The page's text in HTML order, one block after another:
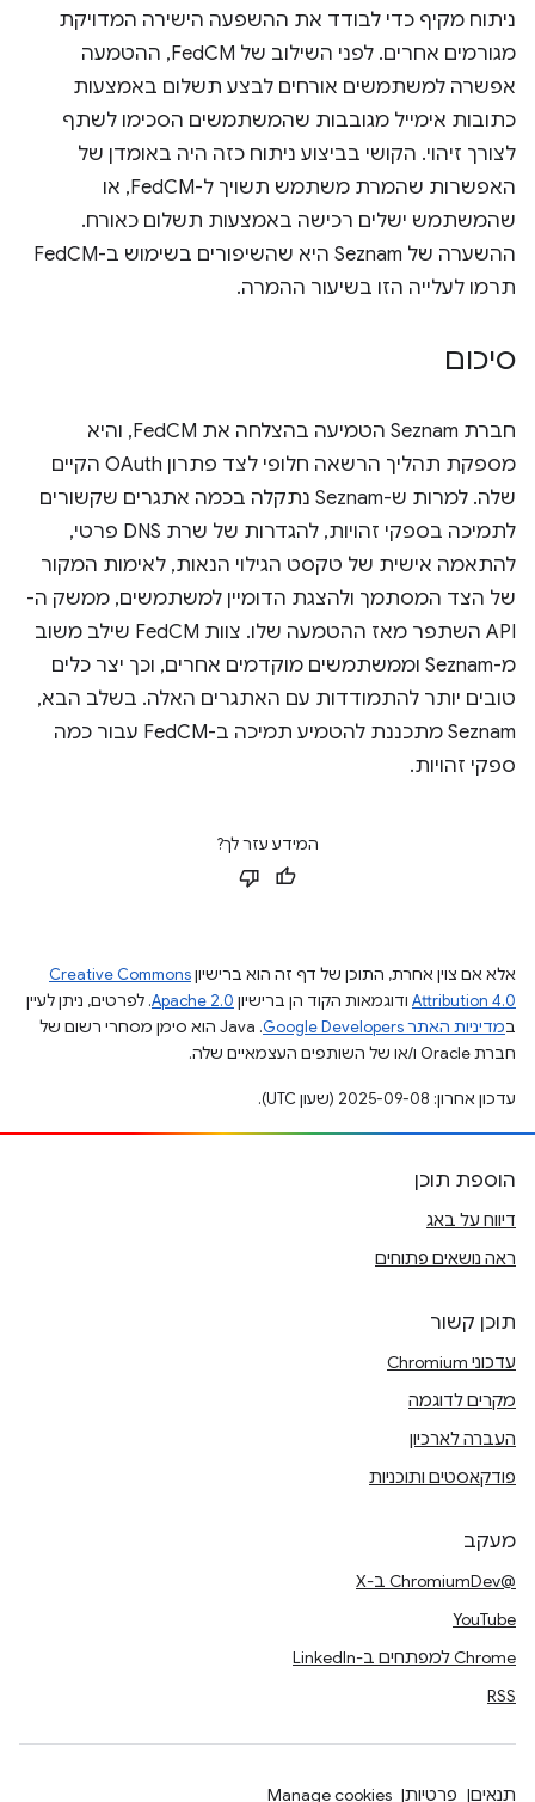
ניתוח מקיף כדי לבודד את ההשפעה הישירה המדויקת
מגורמים אחרים. לפני השילוב של FedCM, ההטמעה
אפשרה למשתמשים אורחים לבצע תשלום באמצעות
כתובות אימייל מגובבות שהמשתמשים הסכימו לשתף
לצורך זיהוי. הקושי בביצוע ניתוח כזה היה באומדן של
האפשרות שהמרת משתמש תשויך ל-FedCM, או
שהמשתמש ישלים רכישה באמצעות תשלום כאורח.
ההשערה של Seznam היא שהשיפורים בשימוש ב-FedCM
תרמו לעלייה הזו בשיעור ההמרה.
סיכום
חברת Seznam הטמיעה בהצלחה את FedCM, והיא
מספקת תהליך הרשאה חלופי לצד פתרון OAuth הקיים
שלה. למרות ש-Seznam נתקלה בכמה אתגרים שקשורים
לתמיכה בספקי זהויות, להגדרות של שרת DNS פרטי,
להתאמה אישית של טקסט הגילוי הנאות, לאימות המקור
של הצד המסתמך ולהצגת הדומיין למשתמשים, ממשק ה-
API השתפר מאז ההטמעה שלו. צוות FedCM שילב משוב
מ-Seznam וממשתמשים מוקדמים אחרים, וכך יצר כלים
טובים יותר להתמודדות עם האתגרים האלה. בשלב הבא,
Seznam מתכננת להטמיע תמיכה ב-FedCM עבור כמה
ספקי זהויות.
המידע עזר לך?
אלא אם צוין אחרת, התוכן של דף זה הוא ברישיוןCreative Commons
Attribution 4.0 ודוגמאות הקוד הן ברישיון Apache 2.0. לפרטים, ניתן לעיין
במדיניות האתר Google Developers‏
.‏ Java הוא סימן מסחרי רשום של
חברת Oracle ו/או של השותפים העצמאיים שלה.
עדכון אחרון: 2025-09-08 (שעון UTC).
הוספת תוכן
דיווח על באג
ראה נושאים פתוחים
תוכן קשור
עדכוני Chromium
מקרים לדוגמה
העברה לארכיון
פודקאסטים ותוכניות
מעקב
@ChromiumDev ב-X
YouTube
Chrome למפתחים ב-LinkedIn
RSS
תנאים פרטיות Manage cookies